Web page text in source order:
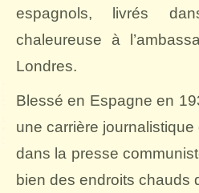
espagnols, livrés
chaleureuse à
Londres.
Blessé en Espagne en
une carrière
dans la presse
bien des endroits chauds